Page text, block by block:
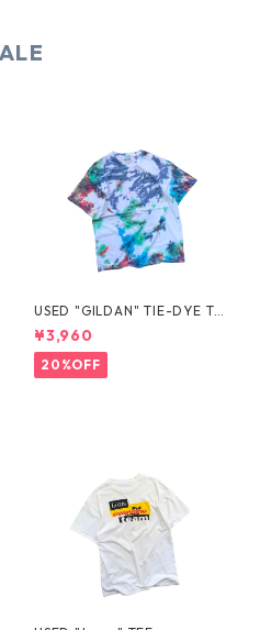
USED "GILDAN" TIE-DYE TE
E
¥3,960
20%OFF